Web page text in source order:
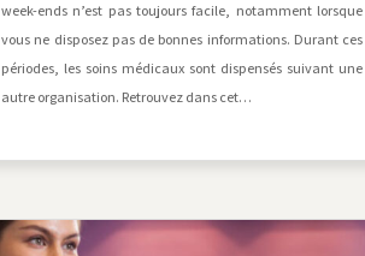
week-ends n’est pas toujours facile, notamment lorsque
vous ne disposez pas de bonnes informations. Durant ces
périodes, les soins médicaux sont dispensés suivant une
autre organisation. Retrouvez dans cet…